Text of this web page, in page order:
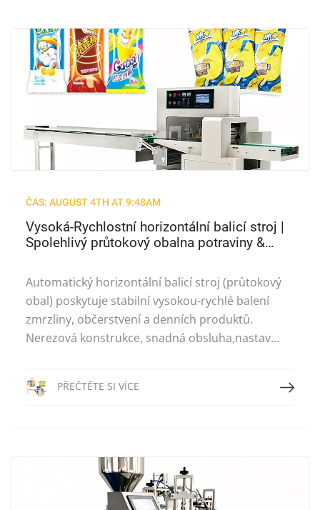
ČAS: AUGUST 4TH AT 9:48AM
Vysoká-Rychlostní horizontální balicí stroj |
Spolehlivý průtokový obalna potraviny &
Automatický horizontální balicí stroj (průtokový
obal) poskytuje stabilní vysokou-rychlé balení
zmrzliny, občerstvení a denních produktů.
Nerezová konstrukce, snadná obsluha,nastav...
PŘEČTĚTE SI VÍCE Přečtěte si více